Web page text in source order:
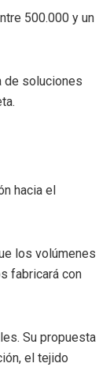
500.000 y un
de soluciones
hacia el
los volúmenes
fabricará con
Su propuesta
el tejido